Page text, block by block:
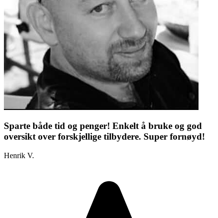
Sparte både tid og penger! Enkelt å bruke og god
oversikt over forskjellige tilbydere. Super fornøyd!
Henrik V.